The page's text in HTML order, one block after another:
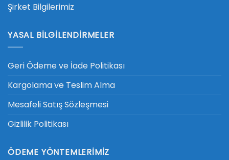
Şirket Bilgilerimiz
YASAL BILGILENDIRMELER
Geri Ödeme ve İade Politikası
Kargolama ve Teslim Alma
Mesafeli Satış Sözleşmesi
Gizlilik Politikası
ÖDEME YÖNTEMLERIMIZ